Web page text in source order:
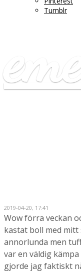
Tumblr
2019-04-20, 17:41
Wow förra veckan
kastat boll med
annorlunda men
var en väldig
gjorde jag faktiskt